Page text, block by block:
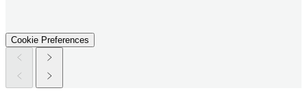
Cookie Preferences